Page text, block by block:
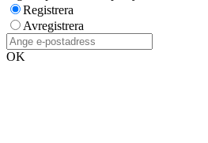
Registrera
Avregistrera
OK